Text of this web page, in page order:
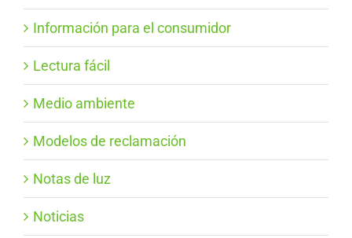
Información para el consumidor
Lectura fácil
Medio ambiente
Modelos de reclamación
Notas de luz
Noticias